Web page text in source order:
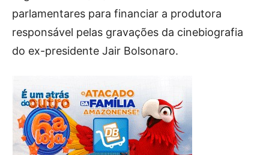
parlamentares para financiar a produtora
responsável pelas gravações da cinebiografia
do ex-presidente Jair Bolsonaro.